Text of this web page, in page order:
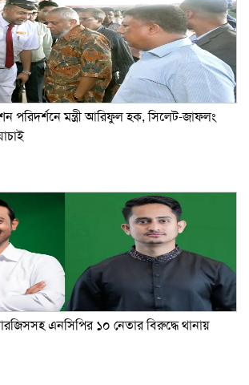
পরিদর্শনে মন্ত্রী আরিফুল হক, সিলেট-জাফলং
এনসিপির ১০ নেতার বিরুদ্ধে থানায়